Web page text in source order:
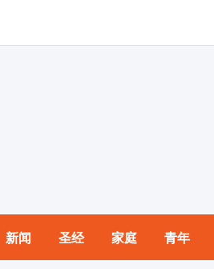
新闻 圣经 家庭 青年